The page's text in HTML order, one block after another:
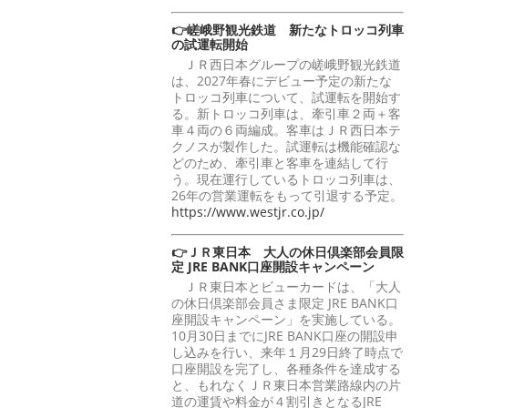
👉嵯峨野観光鉄道 新たなトロッコ列車
の試運転開始
ＪＲ西日本グループの嵯峨野観光鉄道
は、2027年春にデビュー予定の新たな
トロッコ列車について、試運転を開始す
る。新トロッコ列車は、牽引車２両＋客
車４両の６両編成。客車はＪＲ西日本テ
クノスが製作した。試運転は機能確認な
どのため、牽引車と客車を連結して行
う。現在運行しているトロッコ列車は、
26年の営業運転をもって引退する予定。
https://www.westjr.co.jp/
👉ＪＲ東日本 大人の休日倶楽部会員限
定 JRE BANK口座開設キャンペーン
ＪＲ東日本とビューカードは、「大人
の休日倶楽部会員さま限定 JRE BANK口
座開設キャンペーン」を実施している。
10月30日までにJRE BANK口座の開設申
し込みを行い、来年１月29日終了時点で
口座開設を完了し、各種条件を達成する
と、もれなくＪＲ東日本営業路線内の片
道の運賃や料金が４割引きとなるJRE